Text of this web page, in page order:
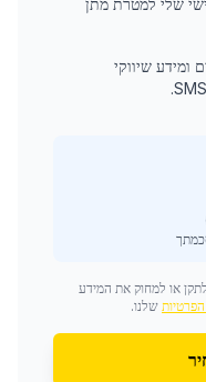
שלי למטרת מתן
ומידע שיווקי
או למחוק את המידע
הפרטיות שלנו.